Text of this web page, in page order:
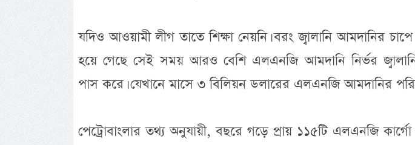
যদিও আওয়ামী লীগ তাতে শিক্ষা নেয়নি। বরং জ্বালানি আমদানির
হয়ে গেছে সেই সময় আরও বেশি এলএনজি আমদানি নির্ভর
পাস করে। যেখানে মাসে ৩ বিলিয়ন ডলারের এলএনজি আমদানির
পেট্রোবাংলার তথ্য অনুযায়ী, বছরে গড়ে প্রায় ১১৫টি এলএনজি